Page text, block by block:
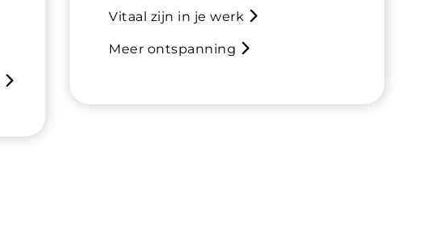
Vitaal zijn in je werk
Meer ontspanning